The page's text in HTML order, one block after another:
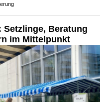
Beratung
im Mittelpunkt